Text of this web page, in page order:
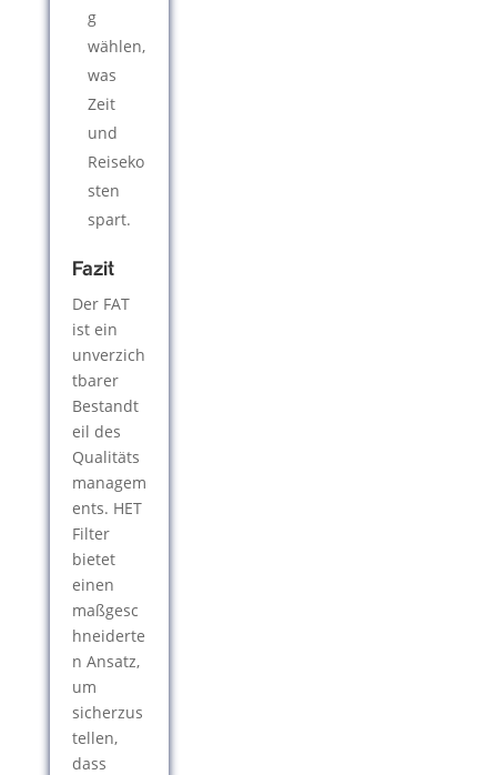
g
wählen,
was
Zeit
und
Reiseko
sten
spart.
Fazit
Der FAT
ist ein
unverzich
tbarer
Bestandt
eil des
Qualitäts
managem
ents. HET
Filter
bietet
einen
maßgesc
hneiderte
n Ansatz,
um
sicherzus
tellen,
dass